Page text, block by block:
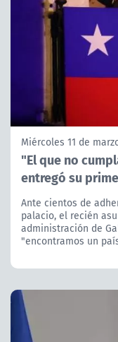
Miércoles 11 de
"El que no
entregó su
Ante cientos de
palacio, el recién
administración de
"encontramos un